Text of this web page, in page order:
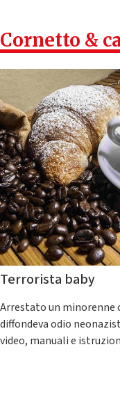
Cornetto &
Terrorista baby
Arrestato un minorenne
diffondeva odio
video, manuali e